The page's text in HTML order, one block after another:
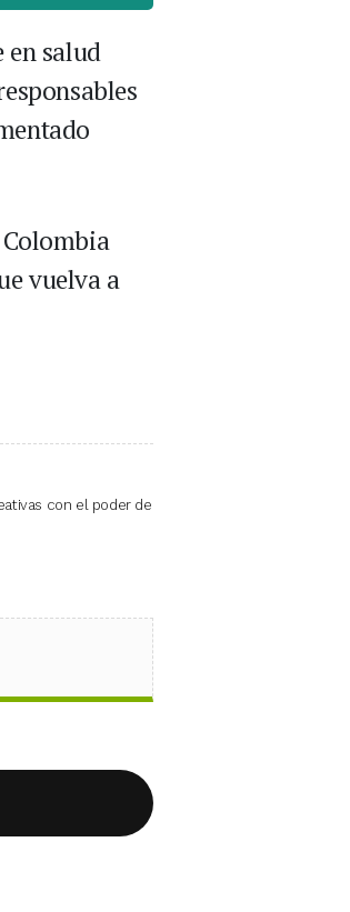
salud
vuelva a
con el poder de